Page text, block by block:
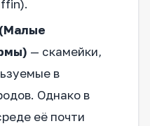
— скамейки,
в
Однако в
её почти